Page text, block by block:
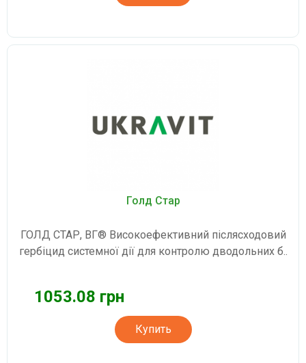
Голд Стар
ГОЛД СТАР, ВГ® Високоефективний післясходовий
гербіцид системної дії для контролю дводольних б..
1053.08 грн
Купить